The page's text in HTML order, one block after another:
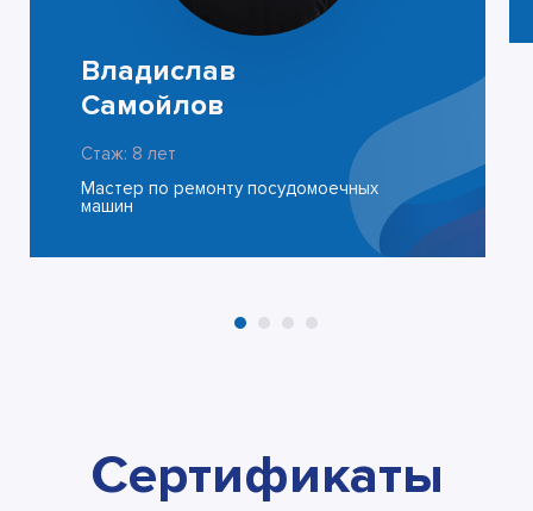
Владислав
Самойлов
Стаж: 8 лет
Мастер по ремонту посудомоечных
машин
Сертификаты